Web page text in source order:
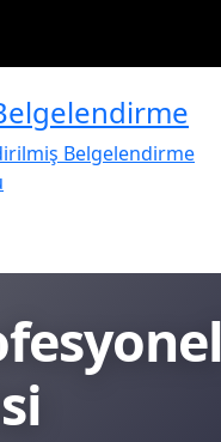
Belgelendirme